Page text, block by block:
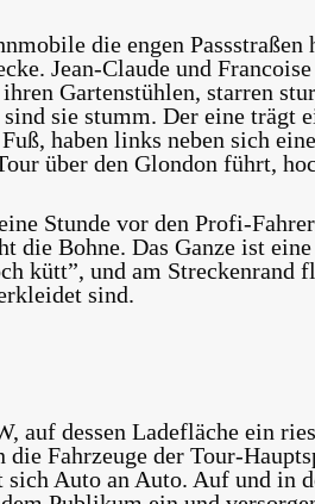
die engen Passstraßen
Jean-Claude und
Gartenstühlen, starren
sie stumm. Der eine trägt
haben links neben sich
über den Glondon führt,
Stunde vor den Profi-
die Bohne. Das Ganze ist
kütt”, und am Streckenrand
sind.
dessen Ladefläche ein
Fahrzeuge der Tour-
Auto an Auto. Auf und in